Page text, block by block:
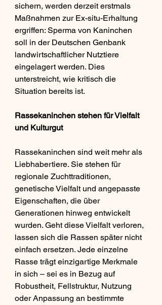
sichern, werden derzeit erstmals
Maßnahmen zur Ex-situ-Erhaltung
ergriffen: Sperma von Kaninchen
soll in der Deutschen Genbank
landwirtschaftlicher Nutztiere
eingelagert werden. Dies
unterstreicht, wie kritisch die
Situation bereits ist.
Rassekaninchen stehen für Vielfalt
und Kulturgut
Rassekaninchen sind weit mehr als
Liebhabertiere. Sie stehen für
regionale Zuchttraditionen,
genetische Vielfalt und angepasste
Eigenschaften, die über
Generationen hinweg entwickelt
wurden. Geht diese Vielfalt verloren,
lassen sich die Rassen später nicht
einfach ersetzen. Jede einzelne
Rasse trägt einzigartige Merkmale
in sich – sei es in Bezug auf
Robustheit, Fellstruktur, Nutzung
oder Anpassung an bestimmte